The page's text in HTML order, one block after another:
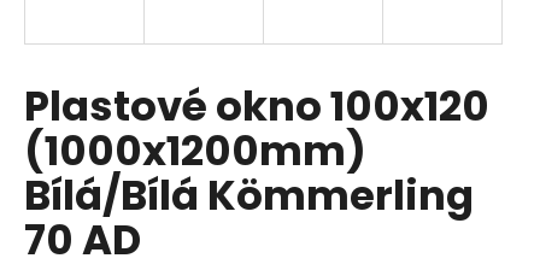
Plastové okno 100x120
(1000x1200mm)
Bílá/Bílá Kömmerling
70 AD
í
t
?